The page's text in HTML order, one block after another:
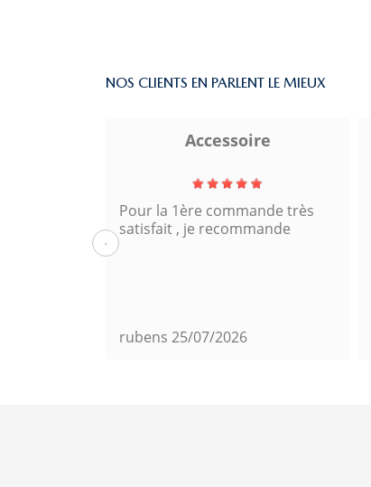
NOS CLIENTS EN PARLENT LE MIEUX
Accessoire
Pour la 1ère commande très
satisfait , je recommande
rubens 25/07/2026
‹